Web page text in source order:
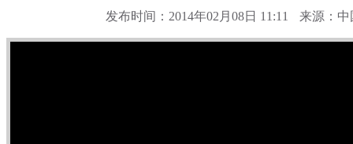
发布时间：2014年02月08日 11:11 来源：中